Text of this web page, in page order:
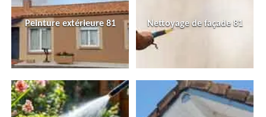
Peinture extérieure 81 Nettoyage de façade 81